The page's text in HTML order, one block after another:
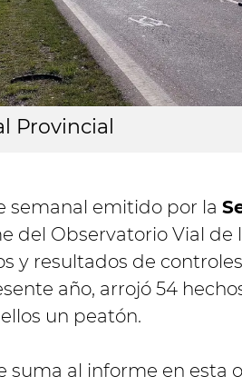
Provincial
semanal emitido por la
del Observatorio Vial de
y resultados de
año, arrojó 54
un peatón.
suma al informe en esta